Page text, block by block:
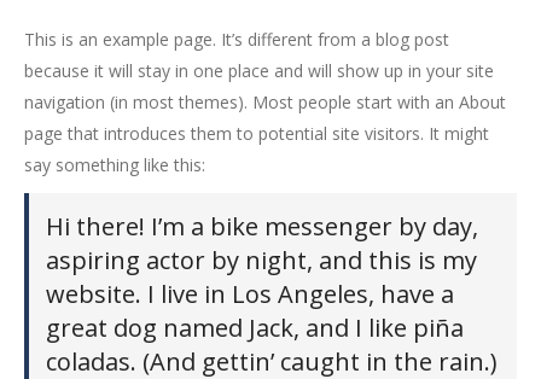
This is an example page. It’s different from a blog post
because it will stay in one place and will show up in your site
navigation (in most themes). Most people start with an About
page that introduces them to potential site visitors. It might
say something like this:
Hi there! I’m a bike messenger by day,
aspiring actor by night, and this is my
website. I live in Los Angeles, have a
great dog named Jack, and I like piña
coladas. (And gettin’ caught in the rain.)